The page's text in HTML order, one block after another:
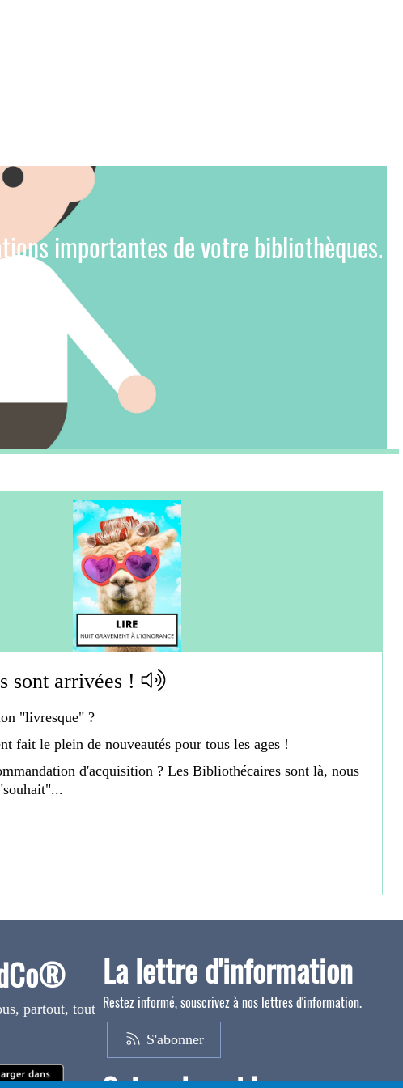
importantes de votre bibliothèques.
sont arrivées !
"livresque" ?
fait le plein de nouveautés pour tous les ages !
d'acquisition ? Les Bibliothécaires sont là, nous
partout, tout
La lettre d'information
Restez informé, souscrivez à nos lettres d'information.
S'abonner